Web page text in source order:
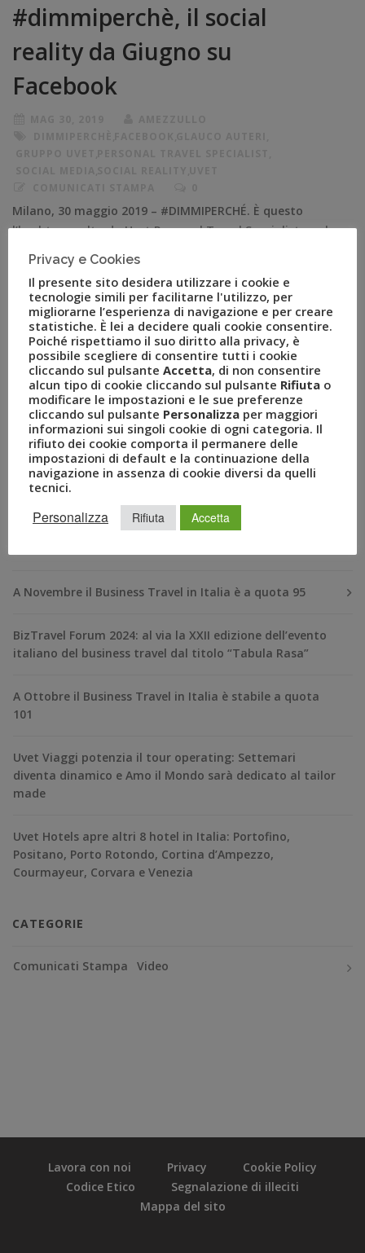
#dimmiperchè, il social
reality da Giugno su
Facebook
Milano, 30 maggio 2019 – #DIMMIPERCHÉ. È questo
l’hashtag scelto da Uvet Personal Travel Specialist per la
3 Giugno Saranno direttamente i Personal Travel
Specialist, attraverso dei brevi video informativi, a
condurre la campagna di “social reality”. I Personal
Travel Specialist sono cento professionisti presenti su
[…]
A Novembre il Business Travel in Italia è a quota 95
BizTravel Forum 2024: al via la XXII edizione dell’evento
italiano del business travel dal titolo “Tabula Rasa”
A Ottobre il Business Travel in Italia è stabile a quota
101
Uvet Viaggi potenzia il tour operating: Settemari
diventa dinamico e Amo il Mondo sarà dedicato al tailor
made
Uvet Hotels apre altri 8 hotel in Italia: Portofino,
Positano, Porto Rotondo, Cortina d’Ampezzo,
Courmayeur, Corvara e Venezia
CATEGORIE
Comunicati Stampa Video
Lavora con noi Privacy
Cookie Policy
Codice Etico
Segnalazione di illeciti
Mappa del sito
Privacy e Cookies
Il presente sito desidera utilizzare i cookie e
tecnologie simili per facilitarne l'utilizzo, per
migliorarne l’esperienza di navigazione e per creare
statistiche. È lei a decidere quali cookie consentire.
Poiché rispettiamo il suo diritto alla privacy, è
possibile scegliere di consentire tutti i cookie
cliccando sul pulsante Accetta, di non consentire
alcun tipo di cookie cliccando sul pulsante Rifiuta o
modificare le impostazioni e le sue preferenze
cliccando sul pulsante Personalizza per maggiori
informazioni sui singoli cookie di ogni categoria. Il
rifiuto dei cookie comporta il permanere delle
impostazioni di default e la continuazione della
navigazione in assenza di cookie diversi da quelli
tecnici.
Personalizza Rifiuta Accetta